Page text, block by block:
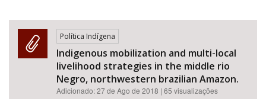
Política Indígena
Indigenous mobilization and multi-local
livelihood strategies in the middle rio
Negro, northwestern brazilian Amazon.
Adicionado:27 de Ago de 2018 | 65 visualizações